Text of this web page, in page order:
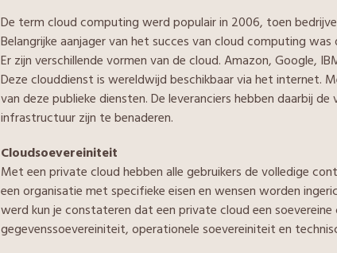
De term cloud computing werd populair in 2006, toen
Belangrijke aanjager van het succes van cloud computing
Er zijn verschillende vormen van de cloud. Amazon, Google,
Deze clouddienst is wereldwijd beschikbaar via het internet.
van deze publieke diensten. De leveranciers hebben daarbij
infrastructuur zijn te benaderen.
Cloudsoevereiniteit
Met een private cloud hebben alle gebruikers de volledige
een organisatie met specifieke eisen en wensen worden
werd kun je constateren dat een private cloud een
gegevenssoevereiniteit, operationele soevereiniteit en